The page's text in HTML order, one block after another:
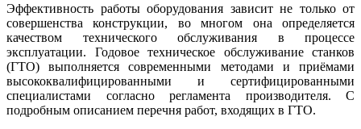
Эффективность работы оборудования зависит не только от
совершенства конструкции, во многом она определяется
качеством технического обслуживания в процессе
эксплуатации. Годовое техническое обслуживание станков
(ГТО) выполняется современными методами и приёмами
высококвалифицированными и сертифицированными
специалистами согласно регламента производителя. С
подробным описанием перечня работ, входящих в ГТО.